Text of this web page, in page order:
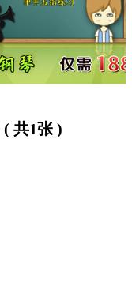
( 共1张 )